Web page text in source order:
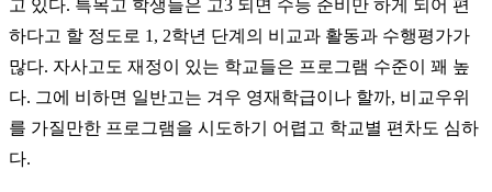
고 있다. 특목고 학생들은 고3 되면 수능 준비만 하게 되어 편
하다고 할 정도로 1, 2학년 단계의 비교과 활동과 수행평가가
많다. 자사고도 재정이 있는 학교들은 프로그램 수준이 꽤 높
다. 그에 비하면 일반고는 겨우 영재학급이나 할까, 비교우위
를 가질만한 프로그램을 시도하기 어렵고 학교별 편차도 심하
다.